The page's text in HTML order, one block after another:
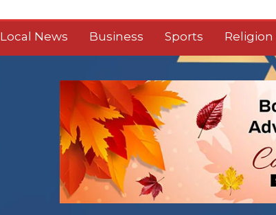
Local News Business Sports Religion